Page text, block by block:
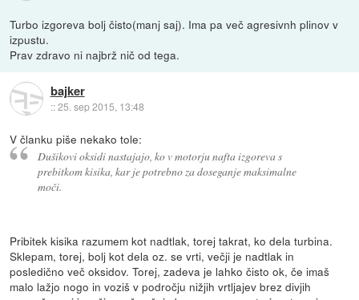
Turbo izgoreva bolj čisto(manj saj). Ima pa več agresivnh plinov v
izpustu.
Prav zdravo ni najbrž nič od tega.
bajker
::25. sep 2015, 13:48
V članku piše nekako tole:
Dušikovi oksidi nastajajo, ko v motorju nafta izgoreva s
prebitkom kisika, kar je potrebno za doseganje maksimalne
moči.
Pribitek kisika razumem kot nadtlak, torej takrat, ko dela turbina.
Sklepam, torej, bolj kot dela oz. se vrti, večji je nadtlak in
posledično več oksidov. Torej, zadeva je lahko čisto ok, če imaš
malo lažjo nogo in voziš v področju nižjih vrtljajev brez divjih